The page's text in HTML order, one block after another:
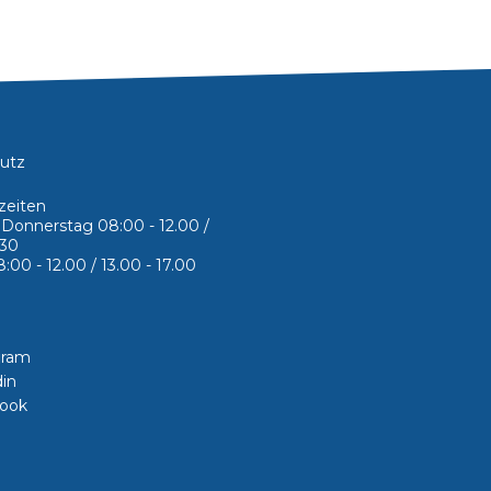
08:00 - 12.00 /
- 12.00 / 13.00 - 17.00